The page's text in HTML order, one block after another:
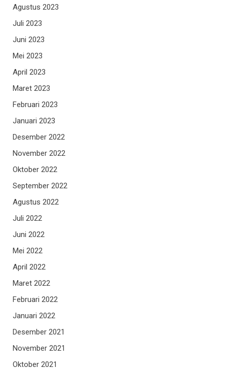
Agustus 2023
Juli 2023
Juni 2023
Mei 2023
April 2023
Maret 2023
Februari 2023
Januari 2023
Desember 2022
November 2022
Oktober 2022
September 2022
Agustus 2022
Juli 2022
Juni 2022
Mei 2022
April 2022
Maret 2022
Februari 2022
Januari 2022
Desember 2021
November 2021
Oktober 2021